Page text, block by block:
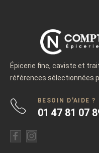
Épicerie fine, caviste et
références sélectionnées
BESOIN D'AIDE ?
01 47 81 07